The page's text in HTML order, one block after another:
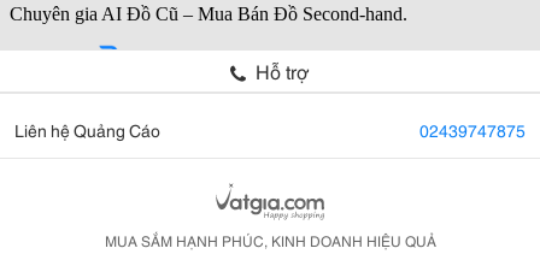
Hỗ trợ
Liên hệ Quảng Cáo 02439747875
MUA SẮM HẠNH PHÚC, KINH DOANH HIỆU QUẢ